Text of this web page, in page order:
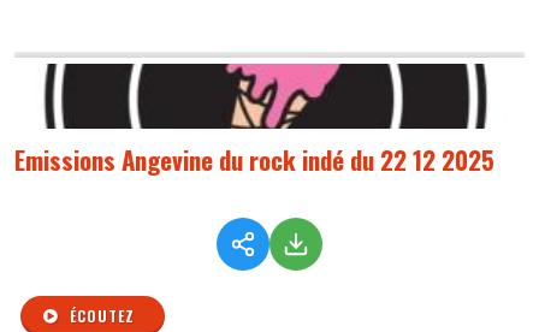
Emissions Angevine du rock indé du 22 12 2025
ÉCOUTEZ